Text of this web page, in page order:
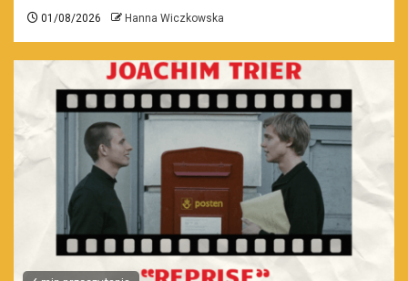
01/08/2026 Hanna Wiczkowska